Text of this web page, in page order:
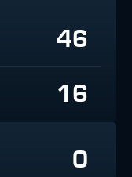
46
16
0